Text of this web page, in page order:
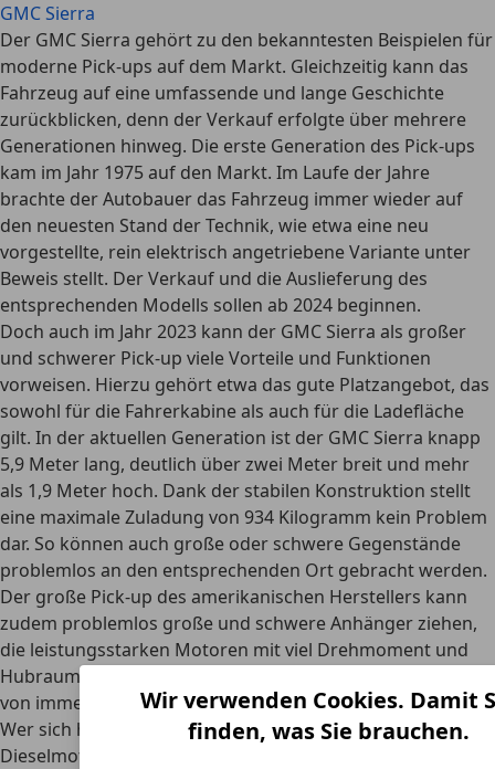
GMC Sierra
Der GMC Sierra gehört zu den bekanntesten Beispielen für
moderne Pick-ups auf dem Markt. Gleichzeitig kann das
Fahrzeug auf eine umfassende und lange Geschichte
zurückblicken, denn der Verkauf erfolgte über mehrere
Generationen hinweg. Die erste Generation des Pick-ups
kam im Jahr 1975 auf den Markt. Im Laufe der Jahre
brachte der Autobauer das Fahrzeug immer wieder auf
den neuesten Stand der Technik, wie etwa eine neu
vorgestellte, rein elektrisch angetriebene Variante unter
Beweis stellt. Der Verkauf und dieAuslieferung des
entsprechenden Modells sollen ab 2024 beginnen.
Doch auch im Jahr 2023 kann der GMC Sierra als großer
und schwerer Pick-up viele Vorteile und Funktionen
vorweisen. Hierzu gehört etwa das gute Platzangebot, das
sowohl für die Fahrerkabine als auch für die Ladefläche
gilt. In der aktuellen Generation ist der GMC Sierra knapp
5,9 Meter lang, deutlich über zwei Meter breit und mehr
als 1,9 Meter hoch. Dank der stabilen Konstruktion stellt
eine maximale Zuladung von 934 Kilogramm kein Problem
dar. So können auch große oder schwere Gegenstände
problemlos an den entsprechenden Ort gebracht werden.
Der große Pick-up des amerikanischen Herstellers kann
zudem problemlos große und schwere Anhänger ziehen,
die leistungsstarken Motoren mit viel Drehmoment und
Hubraum ermöglichen hier eine maximale Anhängelast
von immerhin vier Tonnen. Dies gilt für die Benzinmotoren.
Wer sich hingegen für einen Pick-up mit einem
Dieselmotor entscheidet, kann sogar
Wir verwenden Cookies. Damit
finden, was Sie brauchen.